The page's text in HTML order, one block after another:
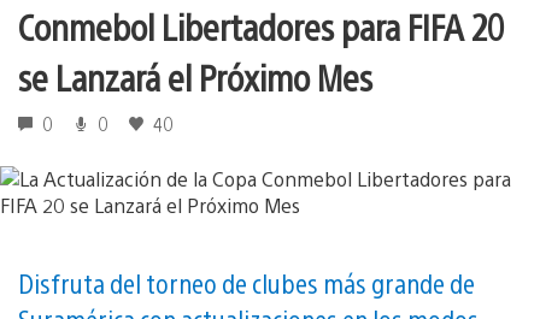
Conmebol Libertadores para FIFA 20
se Lanzará el Próximo Mes
0 0 40
Disfruta del torneo de clubes más grande de